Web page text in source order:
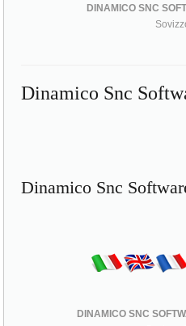
DINAMICO SNC
Dinamico Snc
Dinamico Snc
DINAMICO SNC